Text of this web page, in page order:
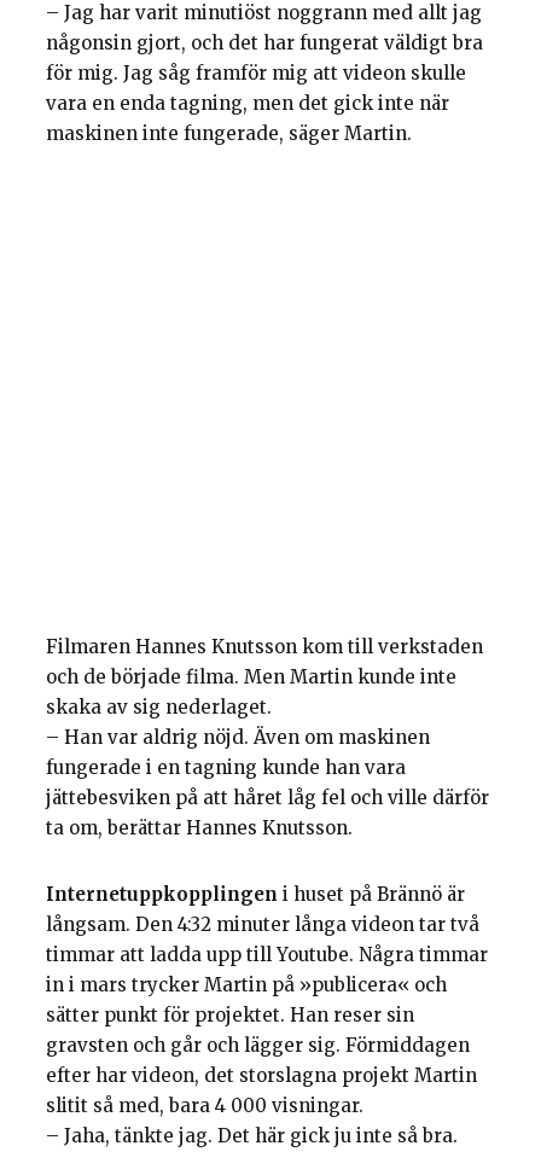
– Jag har varit minutiöst noggrann med allt jag
någonsin gjort, och det har fungerat väldigt bra
för mig. Jag såg framför mig att videon skulle
vara en enda tagning, men det gick inte när
maskinen inte fungerade, säger Martin.
Filmaren Hannes Knutsson kom till verkstaden
och de började filma. Men Martin kunde inte
skaka av sig nederlaget.
– Han var aldrig nöjd. Även om maskinen
fungerade i en tagning kunde han vara
jättebesviken på att håret låg fel och ville därför
ta om, berättar Hannes Knutsson.
Internetuppkopplingen i huset på Brännö är
långsam. Den 4:32 minuter långa videon tar två
timmar att ladda upp till Youtube. Några timmar
in i mars trycker Martin på »publicera« och
sätter punkt för projektet. Han reser sin
gravsten och går och lägger sig. Förmiddagen
efter har videon, det storslagna projekt Martin
slitit så med, bara 4 000 visningar.
– Jaha, tänkte jag. Det här gick ju inte så bra.